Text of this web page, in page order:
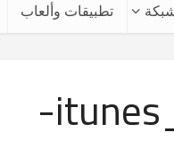
تطبيقات وألعاب